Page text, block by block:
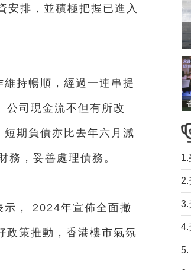
安排，並積極把握已進入
持暢順，經過一連串提
公司現金流不但有所改
期負債亦比去年六月減
務，妥善處理債務。
示， 2024年宣佈全面撤
政策推動，香港樓市氣氛